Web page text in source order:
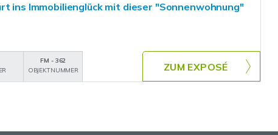
ins Immobilienglück mit dieser "Sonnenwohnung"
FM - 362
OBJEKTNUMMER
ZUM EXPOSÉ